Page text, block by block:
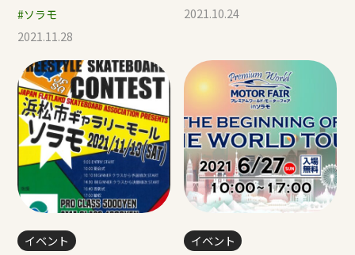
#ソラモ
2021.11.28
2021.10.24
イベント イベント